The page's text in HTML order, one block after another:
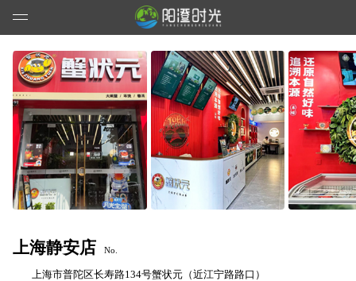
上海静安店 No.
上海市普陀区长寿路134号蟹状元（近江宁路路口）